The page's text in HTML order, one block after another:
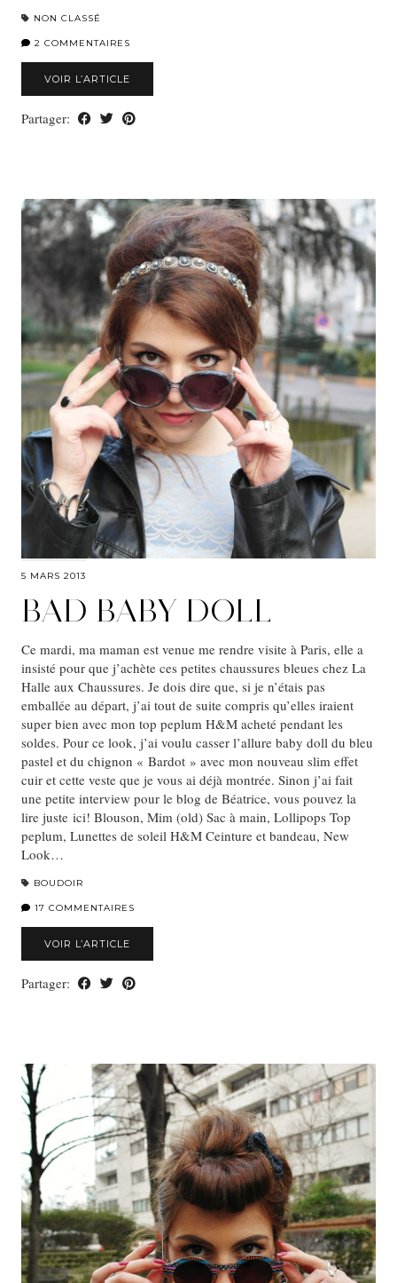
NON CLASSÉ
2 COMMENTAIRES
VOIR L’ARTICLE
Partager:
5 MARS 2013
BAD BABY DOLL
Ce mardi, ma maman est venue me rendre visite à Paris, elle a
insisté pour que j’achète ces petites chaussures bleues chez La
Halle aux Chaussures. Je dois dire que, si je n’étais pas
emballée au départ, j’ai tout de suite compris qu’elles iraient
super bien avec mon top peplum H&M acheté pendant les
soldes. Pour ce look, j’ai voulu casser l’allure baby doll du bleu
pastel et du chignon « Bardot » avec mon nouveau slim effet
cuir et cette veste que je vous ai déjà montrée. Sinon j’ai fait
une petite interview pour le blog de Béatrice, vous pouvez la
lire juste ici! Blouson, Mim (old) Sac à main, Lollipops Top
peplum, Lunettes de soleil H&M Ceinture et bandeau, New
Look…
BOUDOIR
17 COMMENTAIRES
VOIR L’ARTICLE
Partager: